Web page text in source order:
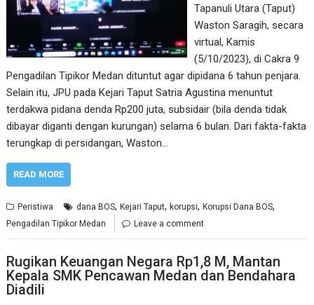
Tapanuli Utara (Taput)
Waston Saragih, secara
virtual, Kamis
(5/10/2023), di Cakra 9
Pengadilan Tipikor Medan dituntut agar dipidana 6 tahun penjara.
Selain itu, JPU pada Kejari Taput Satria Agustina menuntut
terdakwa pidana denda Rp200 juta, subsidair (bila denda tidak
dibayar diganti dengan kurungan) selama 6 bulan. Dari fakta-fakta
terungkap di persidangan, Waston…
READ MORE
Peristiwa dana BOS,Kejari Taput,korupsi,Korupsi Dana BOS,
Pengadilan Tipikor Medan Leave a comment
Rugikan Keuangan Negara Rp1,8 M, Mantan
Kepala SMK Pencawan Medan dan Bendahara
Diadili